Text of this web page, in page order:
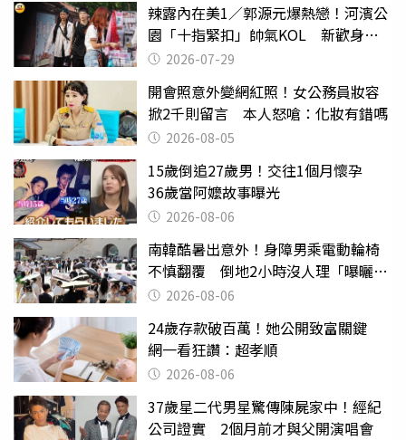
辣露內在美1／郭源元爆熱戀！河濱公
園「十指緊扣」帥氣KOL 新歡身份
曝光2026-07-29
開會照意外變網紅照！女公務員妝容
掀2千則留言 本人怒嗆：化妝有錯嗎
2026-08-05
15歲倒追27歲男！交往1個月懷孕
36歲當阿嬤故事曝光
2026-08-06
南韓酷暑出意外！身障男乘電動輪椅
不慎翻覆 倒地2小時沒人理「曝曬
亡」2026-08-06
24歲存款破百萬！她公開致富關鍵
網一看狂讚：超孝順
2026-08-06
37歲星二代男星驚傳陳屍家中！經紀
公司證實 2個月前才與父開演唱會